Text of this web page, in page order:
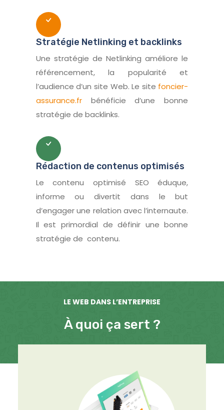
Stratégie Netlinking et backlinks
Une stratégie de Netlinking améliore le
référencement, la popularité et
l’audience d’un site Web. Le site foncier-
assurance.frbénéficie d’une bonne
stratégie de backlinks.
Rédaction de contenus optimisés
Le contenu optimisé SEO éduque,
informe ou divertit dans le but
d’engager une relation avec l’internaute.
Il est primordial de définir une bonne
stratégie de contenu.
LE WEB DANS L’ENTREPRISE
À quoi ça sert ?